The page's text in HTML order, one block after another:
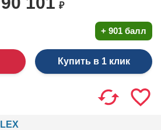
₽
+ 901 балл
Купить в 1 клик